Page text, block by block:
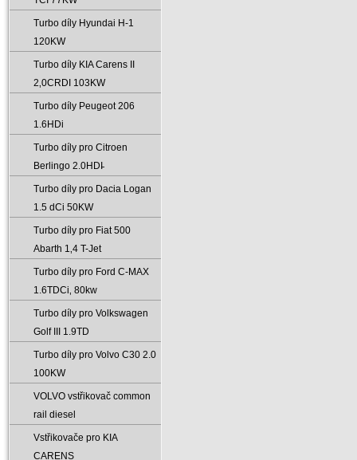
Turbo díly Hyundai H-1
120KW
Turbo díly KIA Carens II
2‚0CRDI 103KW
Turbo díly Peugeot 206
1.6HDi
Turbo díly pro Citroen
Berlingo 2.0HDI̵
Turbo díly pro Dacia Logan
1.5 dCi 50KW
Turbo díly pro Fiat 500
Abarth 1‚4 T-Jet
Turbo díly pro Ford C-MAX
1.6TDCi‚ 80kw
Turbo díly pro Volkswagen
Golf III 1.9TD
Turbo díly pro Volvo C30 2.0
100KW
VOLVO vstřikovač common
rail diesel
Vstřikovače pro KIA
CARENS